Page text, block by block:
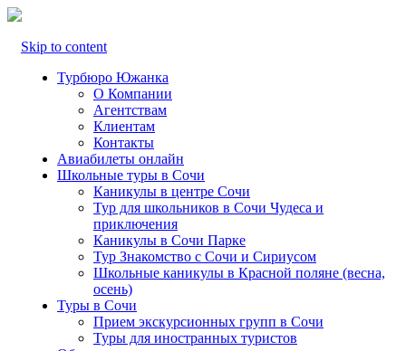
Skip to content
Турбюро Южанка
О Компании
Агентствам
Клиентам
Контакты
Авиабилеты онлайн
Школьные туры в Сочи
Каникулы в центре Сочи
Тур для школьников в Сочи Чудеса и
приключения
Каникулы в Сочи Парке
Тур Знакомство с Сочи и Сириусом
Школьные каникулы в Красной поляне (весна,
осень)
Туры в Сочи
Прием экскурсионных групп в Сочи
Туры для иностранных туристов